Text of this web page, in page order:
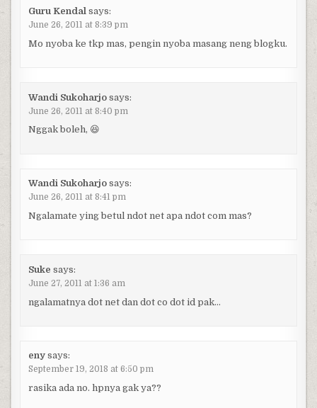
Guru Kendal says:
June 26, 2011 at 8:39 pm
Mo nyoba ke tkp mas, pengin nyoba masang neng blogku.
Wandi Sukoharjo says:
June 26, 2011 at 8:40 pm
Nggak boleh, 😆
Wandi Sukoharjo says:
June 26, 2011 at 8:41 pm
Ngalamate ying betul ndot net apa ndot com mas?
Suke says:
June 27, 2011 at 1:36 am
ngalamatnya dot net dan dot co dot id pak…
eny says:
September 19, 2018 at 6:50 pm
rasika ada no. hpnya gak ya??